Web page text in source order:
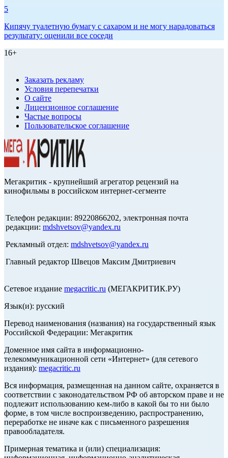
5
Кипячу туалетную бумагу с сахаром и не могу нарадоваться
результату: оценили все соседи
16+
Заказать рекламу
Условия перепечатки
О сайте
Лицензионное соглашение
Частые вопросы
Пользовательское соглашение
Мегакритик - крупнейший агрегатор рецензий на
кинофильмы в российском интернет-сегменте
Телефон редакции: 89220866202, электронная почта
редакции: mdshvetsov@yandex.ru
Рекламный отдел: mdshvetsov@yandex.ru
Главный редактор Швецов Максим Дмитриевич
Сетевое издание megacritic.ru (МЕГАКРИТИК.РУ)
Язык(и): русский
Перевод наименования (названия) на государственный язык
Российской Федерации: Мегакритик
Доменное имя сайта в информационно-
телекоммуникационной сети «Интернет» (для сетевого
издания): megacritic.ru
Вся информация, размещенная на данном сайте, охраняется в
соответствии с законодательством РФ об авторском праве и не
подлежит использованию кем-либо в какой бы то ни было
форме, в том числе воспроизведению, распространению,
переработке не иначе как с письменного разрешения
правообладателя.
Примерная тематика и (или) специализация: